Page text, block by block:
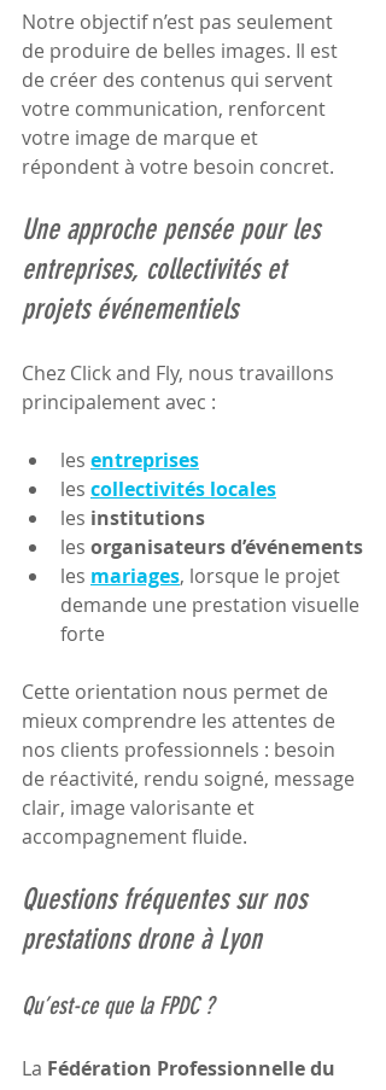
Notre objectif n’est pas seulement
de produire de belles images. Il est
de créer des contenus qui servent
votre communication, renforcent
votre image de marque et
répondent à votre besoin concret.
Une approche pensée pour les
entreprises, collectivités et
projets événementiels
Chez Click and Fly, nous travaillons
principalement avec :
les entreprises
les collectivités locales
les institutions
les organisateurs d’événements
les mariages, lorsque le projet
demande une prestation visuelle
forte
Cette orientation nous permet de
mieux comprendre les attentes de
nos clients professionnels : besoin
de réactivité, rendu soigné, message
clair, image valorisante et
accompagnement fluide.
Questions fréquentes sur nos
prestations drone à Lyon
Qu’est-ce que la FPDC ?
La Fédération Professionnelle du